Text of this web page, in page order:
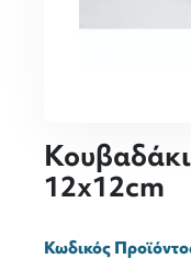
12x12cm
Κωδικός